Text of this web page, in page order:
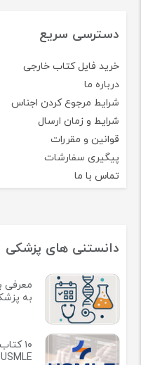
دسترسی سریع
خرید فایل کتاب خارجی
درباره ما
شرایط مرجوع کردن اجناس
شرایط و زمان ارسال
قوانین و مقررات
پیگیری سفارشات
تماس با ما
دانستنی های پزشکی
معرفی
به
۱۰
USMLE